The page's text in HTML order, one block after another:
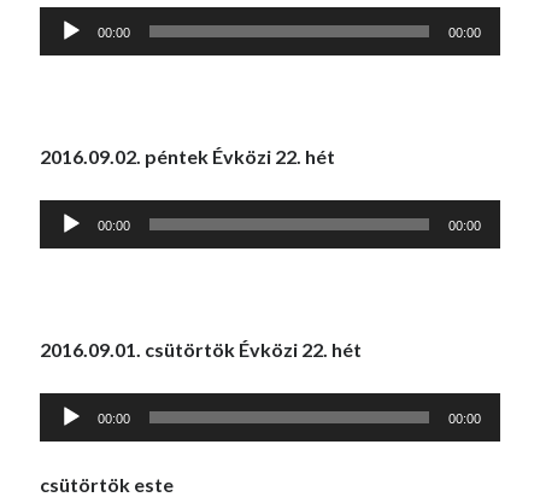
Audió
00:00 00:00
2016.09.02. péntek Évközi 22. hét
Audió
00:00 00:00
2016.09.01. csütörtök Évközi 22. hét
Audió
00:00 00:00
csütörtök este